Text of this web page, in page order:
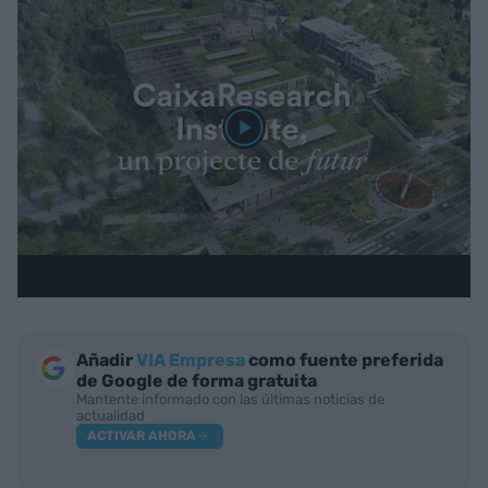
AñadirVIA Empresa como fuente preferida
de Google de forma gratuita
Mantente informado con las últimas noticias de
actualidad
ACTIVAR AHORA